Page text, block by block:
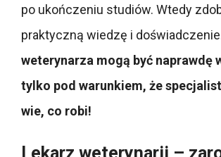
po ukończeniu studiów. Wtedy
praktyczną wiedzę i
weterynarza mogą być naprawdę
tylko pod warunkiem, że
wie, co robi!